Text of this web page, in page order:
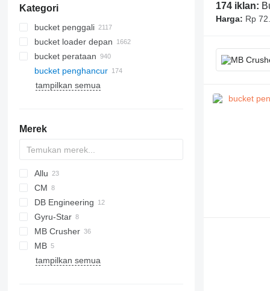
Kategori
bucket penggali
bucket loader depan
bucket perataan
bucket penghancur
tampilkan semua
Merek
Allu
DN
SM
CM
CBF
CK
DB Engineering
Gyru-Star
MES
MB Crusher
BF
MB
BF
EE
CB
CW
tampilkan semua
174 iklan:
Harga: Rp